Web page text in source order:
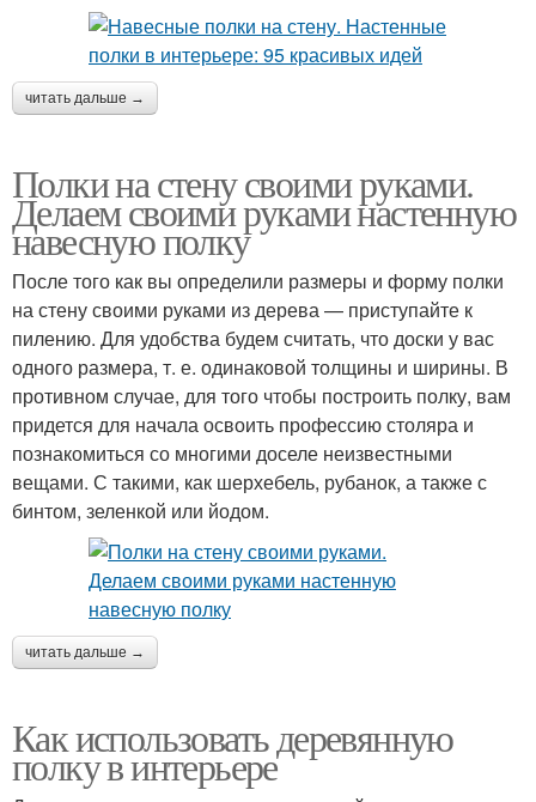
читать дальше →
Полки на стену своими руками.
Делаем своими руками настенную
навесную полку
После того как вы определили размеры и форму полки
на стену своими руками из дерева — приступайте к
пилению. Для удобства будем считать, что доски у вас
одного размера, т. е. одинаковой толщины и ширины. В
противном случае, для того чтобы построить полку, вам
придется для начала освоить профессию столяра и
познакомиться со многими доселе неизвестными
вещами. С такими, как шерхебель, рубанок, а также с
бинтом, зеленкой или йодом.
читать дальше →
Как использовать деревянную
полку в интерьере